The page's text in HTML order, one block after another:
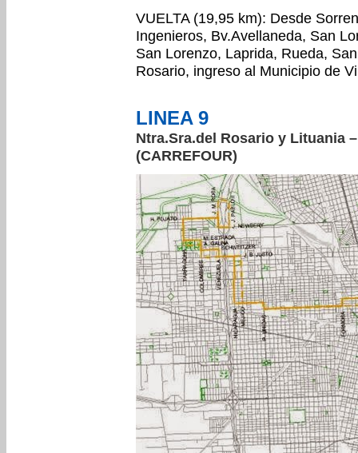
VUELTA (19,95 km): Desde
Ingenieros, Bv.Avellaneda, San
San Lorenzo, Laprida, Rueda,
Rosario, ingreso al Municipio de
LINEA 9
Ntra.Sra.del Rosario y Lituania
(CARREFOUR)